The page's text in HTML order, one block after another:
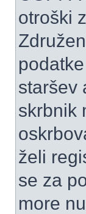
otroški
staršev
skrbnik
želi
se za
more